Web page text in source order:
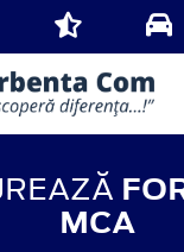
MCA